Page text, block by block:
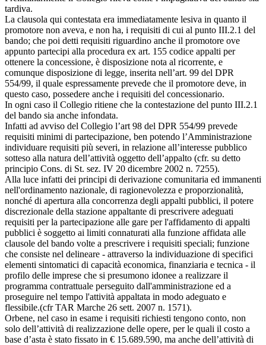
tardiva.
La clausola qui contestata era immediatamente lesiva in quanto il
promotore non aveva, e non ha, i requisiti di cui al punto III.2.1 del
bando; che poi detti requisiti riguardino anche il promotore ove
appunto partecipi alla procedura ex art. 155 codice appalti per
ottenere la concessione, è disposizione nota al ricorrente, e
comunque disposizione di legge, inserita nell’art. 99 del DPR
554/99, il quale espressamente prevede che il promotore deve, in
questo caso, possedere anche i requisiti del concessionario.
In ogni caso il Collegio ritiene che la contestazione del punto III.2.1
del bando sia anche infondata.
Infatti ad avviso del Collegio l’art 98 del DPR 554/99 prevede
requisiti minimi di partecipazione, ben potendo l’Amministrazione
individuare requisiti più severi, in relazione all’interesse pubblico
sotteso alla natura dell’attività oggetto dell’appalto (cfr. su detto
principio Cons. di St. sez. IV 20 dicembre 2002 n. 7255).
Alla luce infatti dei principi di derivazione comunitaria ed immanenti
nell'ordinamento nazionale, di ragionevolezza e proporzionalità,
nonché di apertura alla concorrenza degli appalti pubblici, il potere
discrezionale della stazione appaltante di prescrivere adeguati
requisiti per la partecipazione alle gare per l'affidamento di appalti
pubblici è soggetto ai limiti connaturati alla funzione affidata alle
clausole del bando volte a prescrivere i requisiti speciali; funzione
che consiste nel delineare - attraverso la individuazione di specifici
elementi sintomatici di capacità economica, finanziaria e tecnica - il
profilo delle imprese che si presumono idonee a realizzare il
programma contrattuale perseguito dall'amministrazione ed a
proseguire nel tempo l'attività appaltata in modo adeguato e
flessibile.(cfr TAR Marche 26 sett. 2007 n. 1571).
Orbene, nel caso in esame i requisiti richiesti tengono conto, non
solo dell’attività di realizzazione delle opere, per le quali il costo a
base d’asta è stato fissato in € 15.689.590, ma anche dell’attività di